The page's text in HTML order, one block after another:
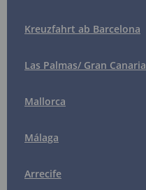
Kreuzfahrt ab Barcelona
Las Palmas/ Gran Canaria
Mallorca
Málaga
Arrecife